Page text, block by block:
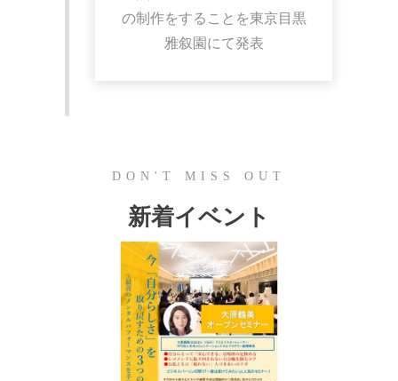
の制作をすることを東京目黒
雅叙園にて発表
DON'T MISS OUT
新着イベント